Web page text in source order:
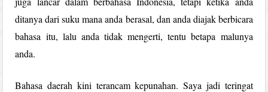
ditanya dari suku mana anda berasal, dan anda diajak berbicara
bahasa itu, lalu anda tidak mengerti, tentu betapa malunya
anda.
Bahasa daerah kini terancam kepunahan. Saya jadi teringat